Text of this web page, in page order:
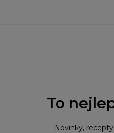
To
Novinky,